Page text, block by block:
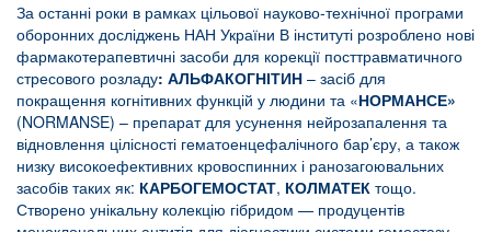
За останні роки в рамках цільової науково-технічної програми
оборонних досліджень НАН України В інституті розроблено нові
фармакотерапевтичні засоби для корекції посттравматичного
стресового розладу: АЛЬФАКОГНІТИН – засіб для
покращення когнітивних функцій у людини та «НОРМАНСЕ»
(NORMANSE) – препарат для усунення нейрозапалення та
відновлення цілісності гематоенцефалічного бар’єру, а також
низку високоефективних кровоспинних і ранозагоювальних
засобів таких як: КАРБОГЕМОСТАТ, КОЛМАТЕК тощо.
Створено унікальну колекцію гібридом — продуцентів